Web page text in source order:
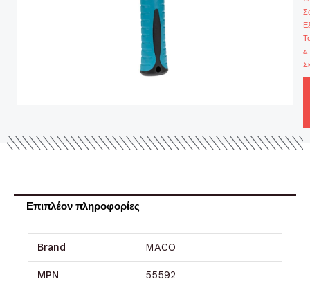
&
Επιπλέον πληροφορίες
Brand MACO
MPN 55592